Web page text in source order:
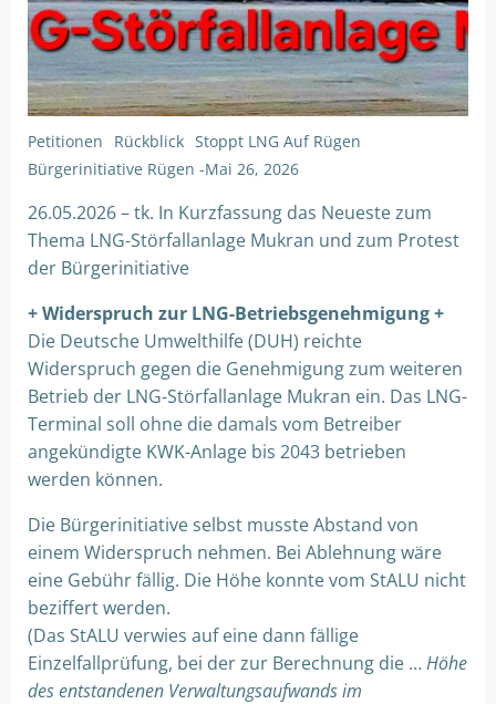
Petitionen Rückblick Stoppt LNG Auf Rügen
Bürgerinitiative Rügen -Mai 26, 2026
26.05.2026 – tk. In Kurzfassung das Neueste zum
Thema LNG-Störfallanlage Mukran und zum Protest
der Bürgerinitiative
+ Widerspruch zur LNG-Betriebsgenehmigung +
Die Deutsche Umwelthilfe (DUH) reichte
Widerspruch gegen die Genehmigung zum weiteren
Betrieb der LNG-Störfallanlage Mukran ein. Das LNG-
Terminal soll ohne die damals vom Betreiber
angekündigte KWK-Anlage bis 2043 betrieben
werden können.
Die Bürgerinitiative selbst musste Abstand von
einem Widerspruch nehmen. Bei Ablehnung wäre
eine Gebühr fällig. Die Höhe konnte vom StALU nicht
beziffert werden.
(Das StALU verwies auf eine dann fällige
Einzelfallprüfung, bei der zur Berechnung die …Höhe
des entstandenen Verwaltungsaufwands im